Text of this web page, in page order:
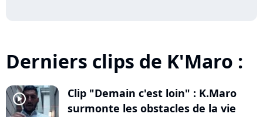
Derniers clips de K'Maro :
player2
Clip "Demain c'est loin" : K.Maro
surmonte les obstacles de la vie